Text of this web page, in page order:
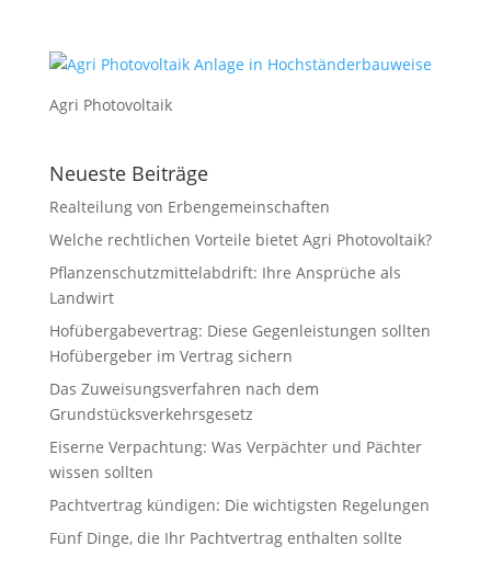
Agri Photovoltaik
Neueste Beiträge
Realteilung von Erbengemeinschaften
Welche rechtlichen Vorteile bietet Agri Photovoltaik?
Pflanzenschutzmittelabdrift: Ihre Ansprüche als
Landwirt
Hofübergabevertrag: Diese Gegenleistungen sollten
Hofübergeber im Vertrag sichern
Das Zuweisungsverfahren nach dem
Grundstücksverkehrsgesetz
Eiserne Verpachtung: Was Verpächter und Pächter
wissen sollten
Pachtvertrag kündigen: Die wichtigsten Regelungen
Fünf Dinge, die Ihr Pachtvertrag enthalten sollte